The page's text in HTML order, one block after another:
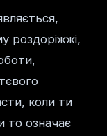
роздоріжжі,
коли ти
то означає